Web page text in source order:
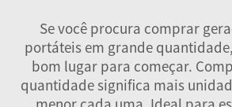
Se você procura comprar
portáteis em grande
bom lugar para começar.
quantidade significa mais